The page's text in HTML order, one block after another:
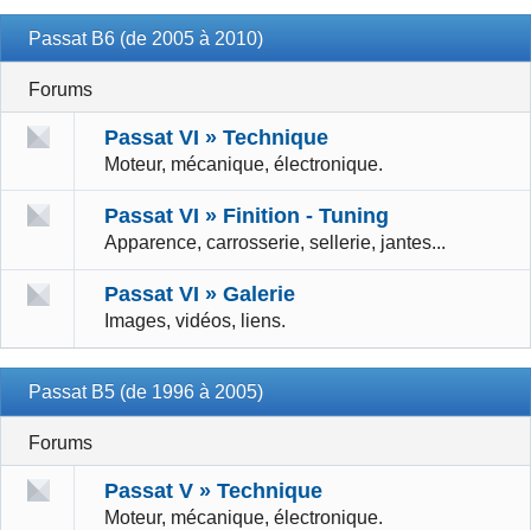
Passat B6 (de 2005 à 2010)
Forums
Passat VI » Technique
Moteur, mécanique, électronique.
Passat VI » Finition - Tuning
Apparence, carrosserie, sellerie, jantes...
Passat VI » Galerie
Images, vidéos, liens.
Passat B5 (de 1996 à 2005)
Forums
Passat V » Technique
Moteur, mécanique, électronique.